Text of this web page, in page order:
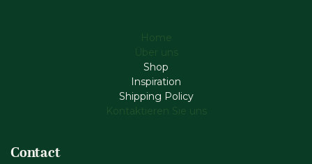
Home
Über uns
Shop
Inspiration
Shipping Policy
Kontaktieren Sie uns
Contact